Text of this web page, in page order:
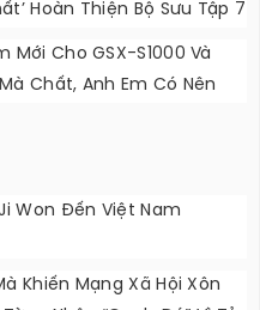
Hoàn Thiện Bộ Sưu Tập 7
Mới Cho GSX-S1000 Và
Chất, Anh Em Có Nên
Won Đến Việt Nam
Khiến Mạng Xã Hội Xôn